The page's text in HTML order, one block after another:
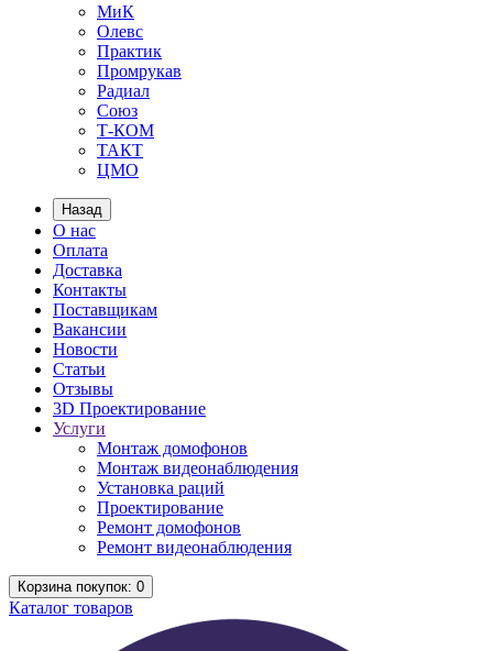
МиК
Олевс
Практик
Промрукав
Радиал
Союз
Т-КОМ
ТАКТ
ЦМО
Назад
О нас
Оплата
Доставка
Контакты
Поставщикам
Вакансии
Новости
Статьи
Отзывы
3D Проектирование
Услуги
Монтаж домофонов
Монтаж видеонаблюдения
Установка раций
Проектирование
Ремонт домофонов
Ремонт видеонаблюдения
Корзинапокупок: 0
Каталог товаров